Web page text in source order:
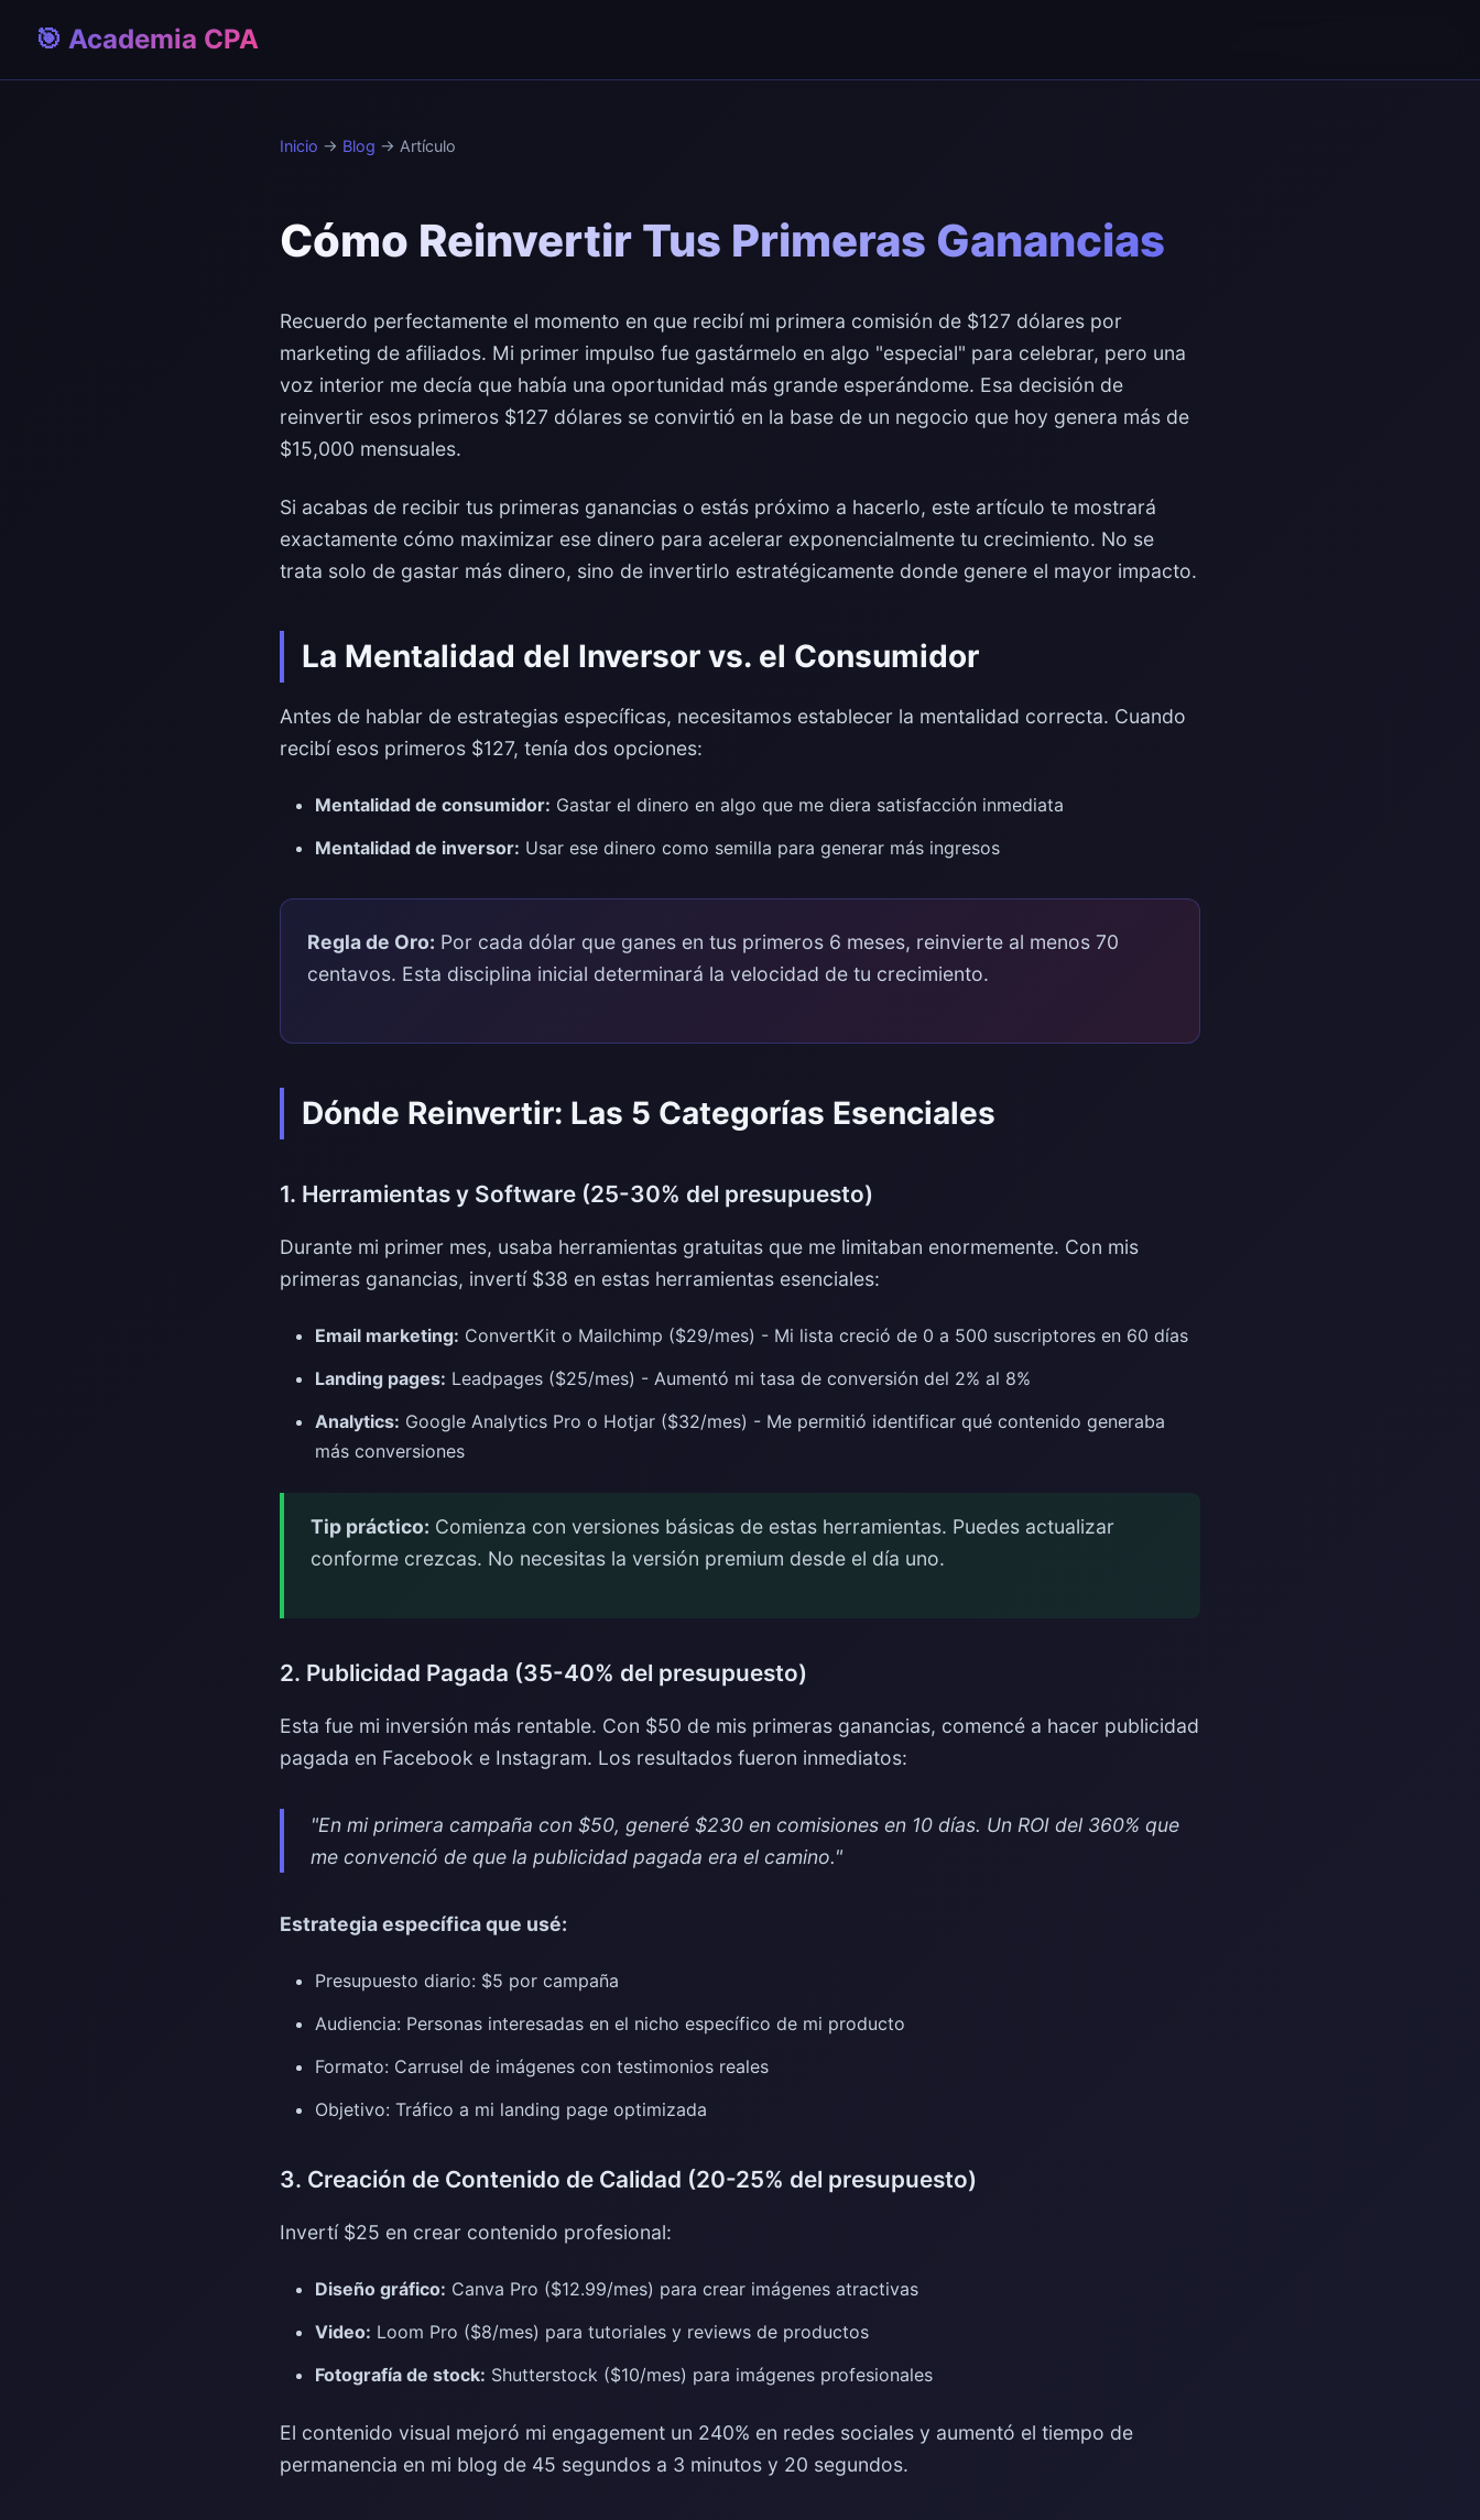
🎯 Academia CPA
Inicio → Blog → Artículo
Cómo Reinvertir Tus Primeras Ganancias
Recuerdo perfectamente el momento en que recibí mi primera comisión de $127 dólares por
marketing de afiliados. Mi primer impulso fue gastármelo en algo "especial" para celebrar, pero una
voz interior me decía que había una oportunidad más grande esperándome. Esa decisión de
reinvertir esos primeros $127 dólares se convirtió en la base de un negocio que hoy genera más de
$15,000 mensuales.
Si acabas de recibir tus primeras ganancias o estás próximo a hacerlo, este artículo te mostrará
exactamente cómo maximizar ese dinero para acelerar exponencialmente tu crecimiento. No se
trata solo de gastar más dinero, sino de invertirlo estratégicamente donde genere el mayor impacto.
La Mentalidad del Inversor vs. el Consumidor
Antes de hablar de estrategias específicas, necesitamos establecer la mentalidad correcta. Cuando
recibí esos primeros $127, tenía dos opciones:
Mentalidad de consumidor: Gastar el dinero en algo que me diera satisfacción inmediata
Mentalidad de inversor: Usar ese dinero como semilla para generar más ingresos
Regla de Oro: Por cada dólar que ganes en tus primeros 6 meses, reinvierte al menos 70
centavos. Esta disciplina inicial determinará la velocidad de tu crecimiento.
Dónde Reinvertir: Las 5 Categorías Esenciales
1. Herramientas y Software (25-30% del presupuesto)
Durante mi primer mes, usaba herramientas gratuitas que me limitaban enormemente. Con mis
primeras ganancias, invertí $38 en estas herramientas esenciales:
Email marketing: ConvertKit o Mailchimp ($29/mes) - Mi lista creció de 0 a 500 suscriptores en 60 días
Landing pages: Leadpages ($25/mes) - Aumentó mi tasa de conversión del 2% al 8%
Analytics: Google Analytics Pro o Hotjar ($32/mes) - Me permitió identificar qué contenido generaba
más conversiones
Tip práctico: Comienza con versiones básicas de estas herramientas. Puedes actualizar
conforme crezcas. No necesitas la versión premium desde el día uno.
2. Publicidad Pagada (35-40% del presupuesto)
Esta fue mi inversión más rentable. Con $50 de mis primeras ganancias, comencé a hacer publicidad
pagada en Facebook e Instagram. Los resultados fueron inmediatos:
"En mi primera campaña con $50, generé $230 en comisiones en 10 días. Un ROI del 360% que
me convenció de que la publicidad pagada era el camino."
Estrategia específica que usé:
Presupuesto diario: $5 por campaña
Audiencia: Personas interesadas en el nicho específico de mi producto
Formato: Carrusel de imágenes con testimonios reales
Objetivo: Tráfico a mi landing page optimizada
3. Creación de Contenido de Calidad (20-25% del presupuesto)
Invertí $25 en crear contenido profesional:
Diseño gráfico: Canva Pro ($12.99/mes) para crear imágenes atractivas
Video: Loom Pro ($8/mes) para tutoriales y reviews de productos
Fotografía de stock: Shutterstock ($10/mes) para imágenes profesionales
El contenido visual mejoró mi engagement un 240% en redes sociales y aumentó el tiempo de
permanencia en mi blog de 45 segundos a 3 minutos y 20 segundos.